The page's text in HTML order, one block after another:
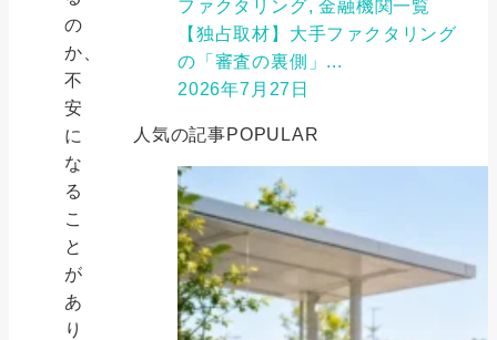
の
か、
不
安
に
な
る
こ
と
が
あ
り
ファクタリング, 金融機関一覧
【独占取材】大手ファクタリング
の「審査の裏側」...
2026年7月27日
人気の記事POPULAR